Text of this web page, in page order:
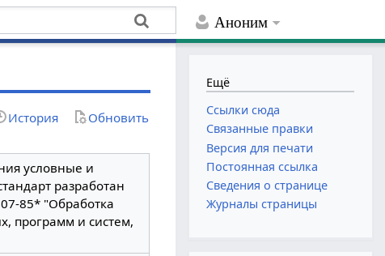
Аноним
История Обновить
условные и
разработан
85* "Обработка
программ и систем,
Ещё
Ссылки сюда
Связанные правки
Версия для печати
Постоянная ссылка
Сведения о странице
Журналы страницы